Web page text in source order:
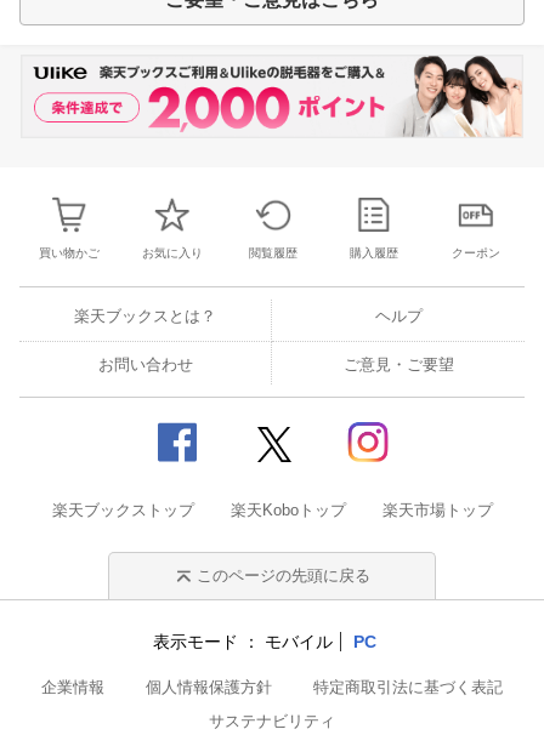
買い物かご お気に入り 閲覧履歴 購入履歴 クーポン
楽天ブックスとは？ ヘルプ
お問い合わせ ご意見・ご要望
楽天ブックストップ 楽天Koboトップ 楽天市場トップ
このページの先頭に戻る
表示モード モバイル PC
企業情報 個人情報保護方針
特定商取引法に基づく表記
サステナビリティ